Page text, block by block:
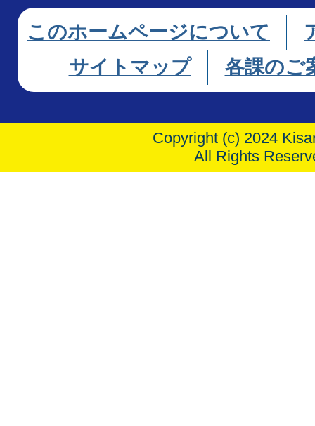
このホームページについて
サイトマップ
各課のご
Copyright (c) 2024
All Rights